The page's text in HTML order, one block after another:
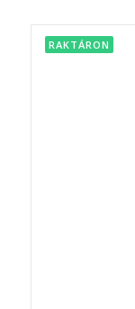
RAKTÁRON